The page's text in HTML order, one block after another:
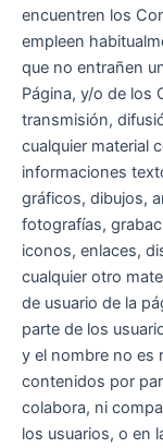
encuentren los
empleen
que no entrañen
Página, y/o de los
transmisión,
cualquier material
informaciones
gráficos, dibujos,
fotografías,
iconos, enlaces,
cualquier otro
de usuario de la
parte de los
y el nombre no es
contenidos por
colabora, ni
los usuarios, o en